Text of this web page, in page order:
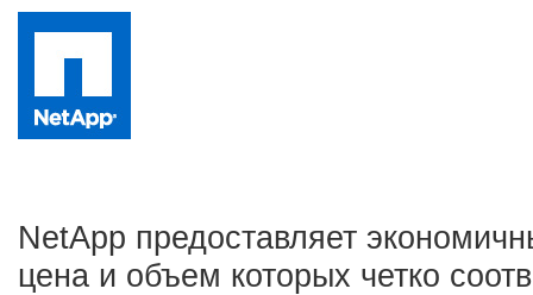
NetApp предоставляет
цена и объем которых четко